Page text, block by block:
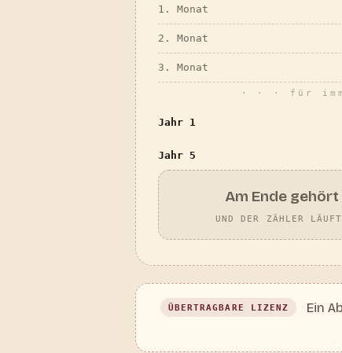
1. Monat
2. Monat
3. Monat
· · · für
Jahr 1
Jahr 5
Am Ende
UND DER ZÄHLER
ÜBERTRAGBARE LIZENZ
Ein